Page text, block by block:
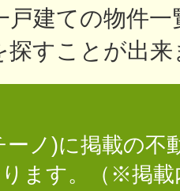
戸建ての物件
探すことが出来
ノ)に掲載の不
ます。（※掲